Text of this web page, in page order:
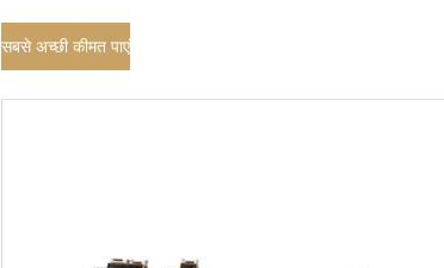
सबसे अच्छी कीमत पाएं